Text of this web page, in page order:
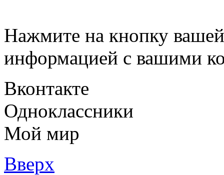
Нажмите на кнопку
информацией с вашими
Вконтакте
Одноклассники
Мой мир
Вверх